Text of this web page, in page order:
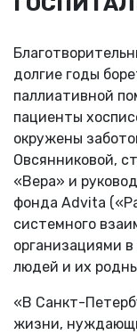
долгие годы
паллиативной
пациенты
окружены
Овсянниковой,
«Вера» и
фонда Advita
системного
организациями
людей и их
«В Санкт-
жизни,